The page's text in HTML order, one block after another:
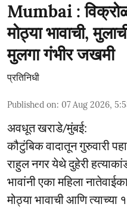
Mumbai :
मोठ्या भावाची,
मुलगा गंभीर जखमी
प्रतिनिधी
Published on: 07 Aug 2026,
अवधूत खराडे/मुंबई:
कौटुंबिक वादातून गुरुवारी
राहुल नगर येथे दुहेरी
भावांनी एका महिला
मोठ्या भावाची आणि त्याच्या